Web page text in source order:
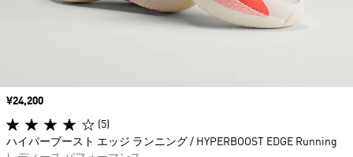
価格
¥24,200
(5)
ハイパーブースト エッジ ランニング / HYPERBOOST EDGE Running